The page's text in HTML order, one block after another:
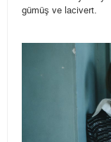
gümüş ve lacivert.